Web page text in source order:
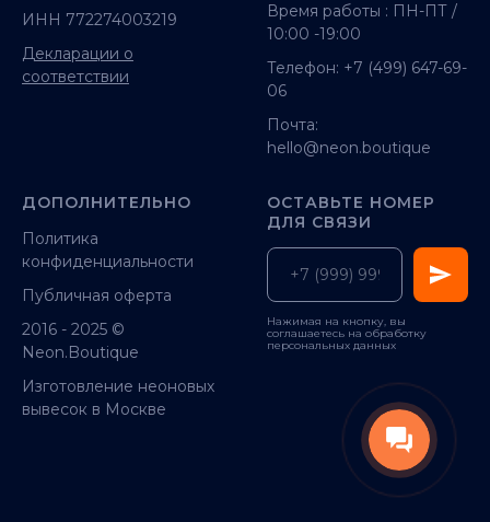
ИНН 772274003219
Декларации о
соответствии
Время работы : ПН-ПТ /
10:00 -19:00
Телефон: +7 (499) 647-69-
06
Почта:
hello@neon.boutique
ДОПОЛНИТЕЛЬНО
Политика
конфиденциальности
Публичная оферта
2016 - 2025 ©
Neon.Boutique
Изготовление неоновых
вывесок в Москве
ОСТАВЬТЕ НОМЕР
ДЛЯ СВЯЗИ
Нажимая на кнопку, вы
соглашаетесь на обработку
персональных данных